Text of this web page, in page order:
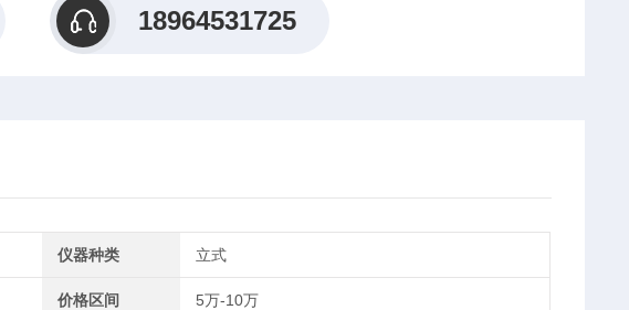
18964531725
仪器种类 立式
价格区间 5万-10万